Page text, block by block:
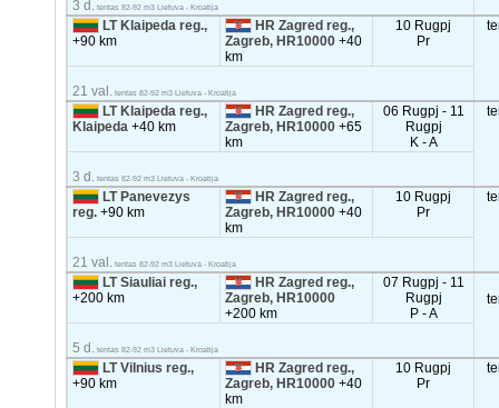
3 d. tentas 82-92 m3 Lietuva - Kroatija
LT Klaipeda reg.,
+90 km
HR Zagred reg.,
Zagreb, HR10000+40
km
10 Rugpj
Pr
21 val. tentas 82-92 m3 Lietuva - Kroatija
LT Klaipeda reg.,
Klaipeda+40 km
HR Zagred reg.,
Zagreb, HR10000+65
km
06 Rugpj - 11
Rugpj
K - A
3 d. tentas 82-92 m3 Lietuva - Kroatija
LT Panevezys
reg.+90 km
HR Zagred reg.,
Zagreb, HR10000+40
km
10 Rugpj
Pr
21 val. tentas 82-92 m3 Lietuva - Kroatija
LT Siauliai reg.,
+200 km
HR Zagred reg.,
Zagreb, HR10000
+200 km
07 Rugpj - 11
Rugpj
P - A
5 d. tentas 82-92 m3 Lietuva - Kroatija
LT Vilnius reg.,
+90 km
HR Zagred reg.,
Zagreb, HR10000+40
km
10 Rugpj
Pr